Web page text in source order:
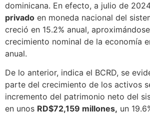
dominicana. En efecto, a julio de
privado en moneda nacional del
creció en 15.2% anual,
crecimiento nominal de la economía
anual.
De lo anterior, indica el BCRD, se
parte del crecimiento de los activos
incremento del patrimonio neto del
en unos RD$72,159 millones, un